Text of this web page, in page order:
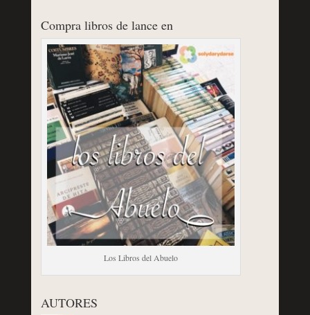
Compra libros de lance en
Los Libros del Abuelo
AUTORES